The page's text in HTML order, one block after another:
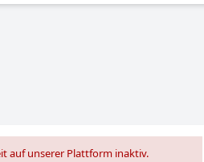
auf unserer Plattform inaktiv.